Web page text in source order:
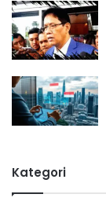
Kategori